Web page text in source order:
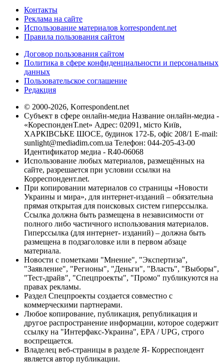
Контакты
Реклама на сайте
Использование материалов korrespondent.net
Правила пользования сайтом
Договор пользования сайтом
Политика в сфере конфиденциальности и персональных
данных
Пользовательское соглашение
Редакция
© 2000-2026, Korrespondent.net
Субъект в сфере онлайн-медиа Название онлайн-медиа -
«КореспонденТ.net» Адрес: 02091, місто Київ,
ХАРКІВСЬКЕ ШОСЕ, будинок 172-Б, офіс 208/1 E-mail:
sunlight@mediadim.com.ua Телефон: 044-205-43-00
Идентификатор медиа - R40-06068
Использование любых материалов, размещённых на
сайте, разрешается при условии ссылки на
Корреспондент.net.
При копировании материалов со страницы «Новости
Украины и мира», для интернет-изданий – обязательна
прямая открытая для поисковых систем гиперссылка.
Ссылка должна быть размещена в независимости от
полного либо частичного использования материалов.
Гиперссылка (для интернет- изданий) – должна быть
размещена в подзаголовке или в первом абзаце
материала.
Новости с пометками "Мнение", "Экспертиза",
"Заявление", "Регионы", "Деньги", "Власть", "Выборы",
"Тест-драйв", "Спецпроекты", "Промо" публикуются на
правах рекламы.
Раздел Спецпроекты создается совместно с
коммерческими партнерами.
Любое копирование, публикация, републикация и
другое распространение информации, которое содержит
ссылку на "Интерфакс-Украина", EPA / UPG, строго
воспрещается.
Владелец веб-страницы в разделе Я- Корреспондент
является автор публикации.